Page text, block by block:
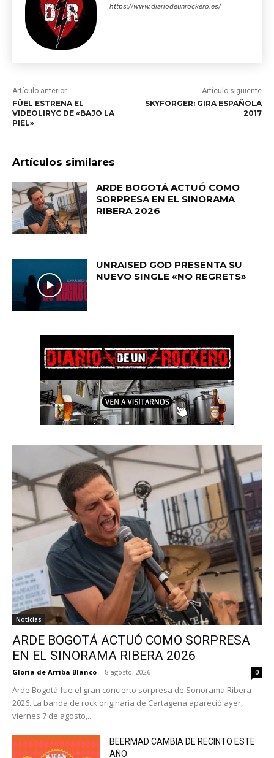
https://www.diariodeunrockero.es/
Artículo anterior
FÜEL ESTRENA EL
VIDEOLIRYC DE «BAJO LA
PIEL»
Artículo siguiente
SKYFORGER: GIRA ESPAÑOLA
2017
Artículos similares
ARDE BOGOTÁ ACTUÓ COMO
SORPRESA EN EL SINORAMA
RIBERA 2026
UNRAISED GOD PRESENTA SU
NUEVO SINGLE «NO REGRETS»
Noticias
ARDE BOGOTÁ ACTUÓ COMO SORPRESA
EN EL SINORAMA RIBERA 2026
Gloria de Arriba Blanco - 8 agosto, 2026 0
Arde Bogotá fue el gran concierto sorpresa de Sonorama Ribera
2026. La banda de rock originaria de Cartagena apareció ayer,
viernes 7 de agosto,...
BEERMAD CAMBIA DE RECINTO ESTE
AÑO